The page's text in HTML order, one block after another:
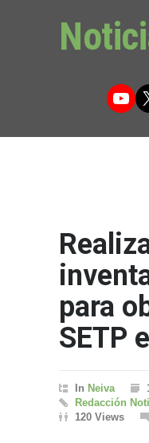
para
SETP
In Neiva
Redacción
120 Views